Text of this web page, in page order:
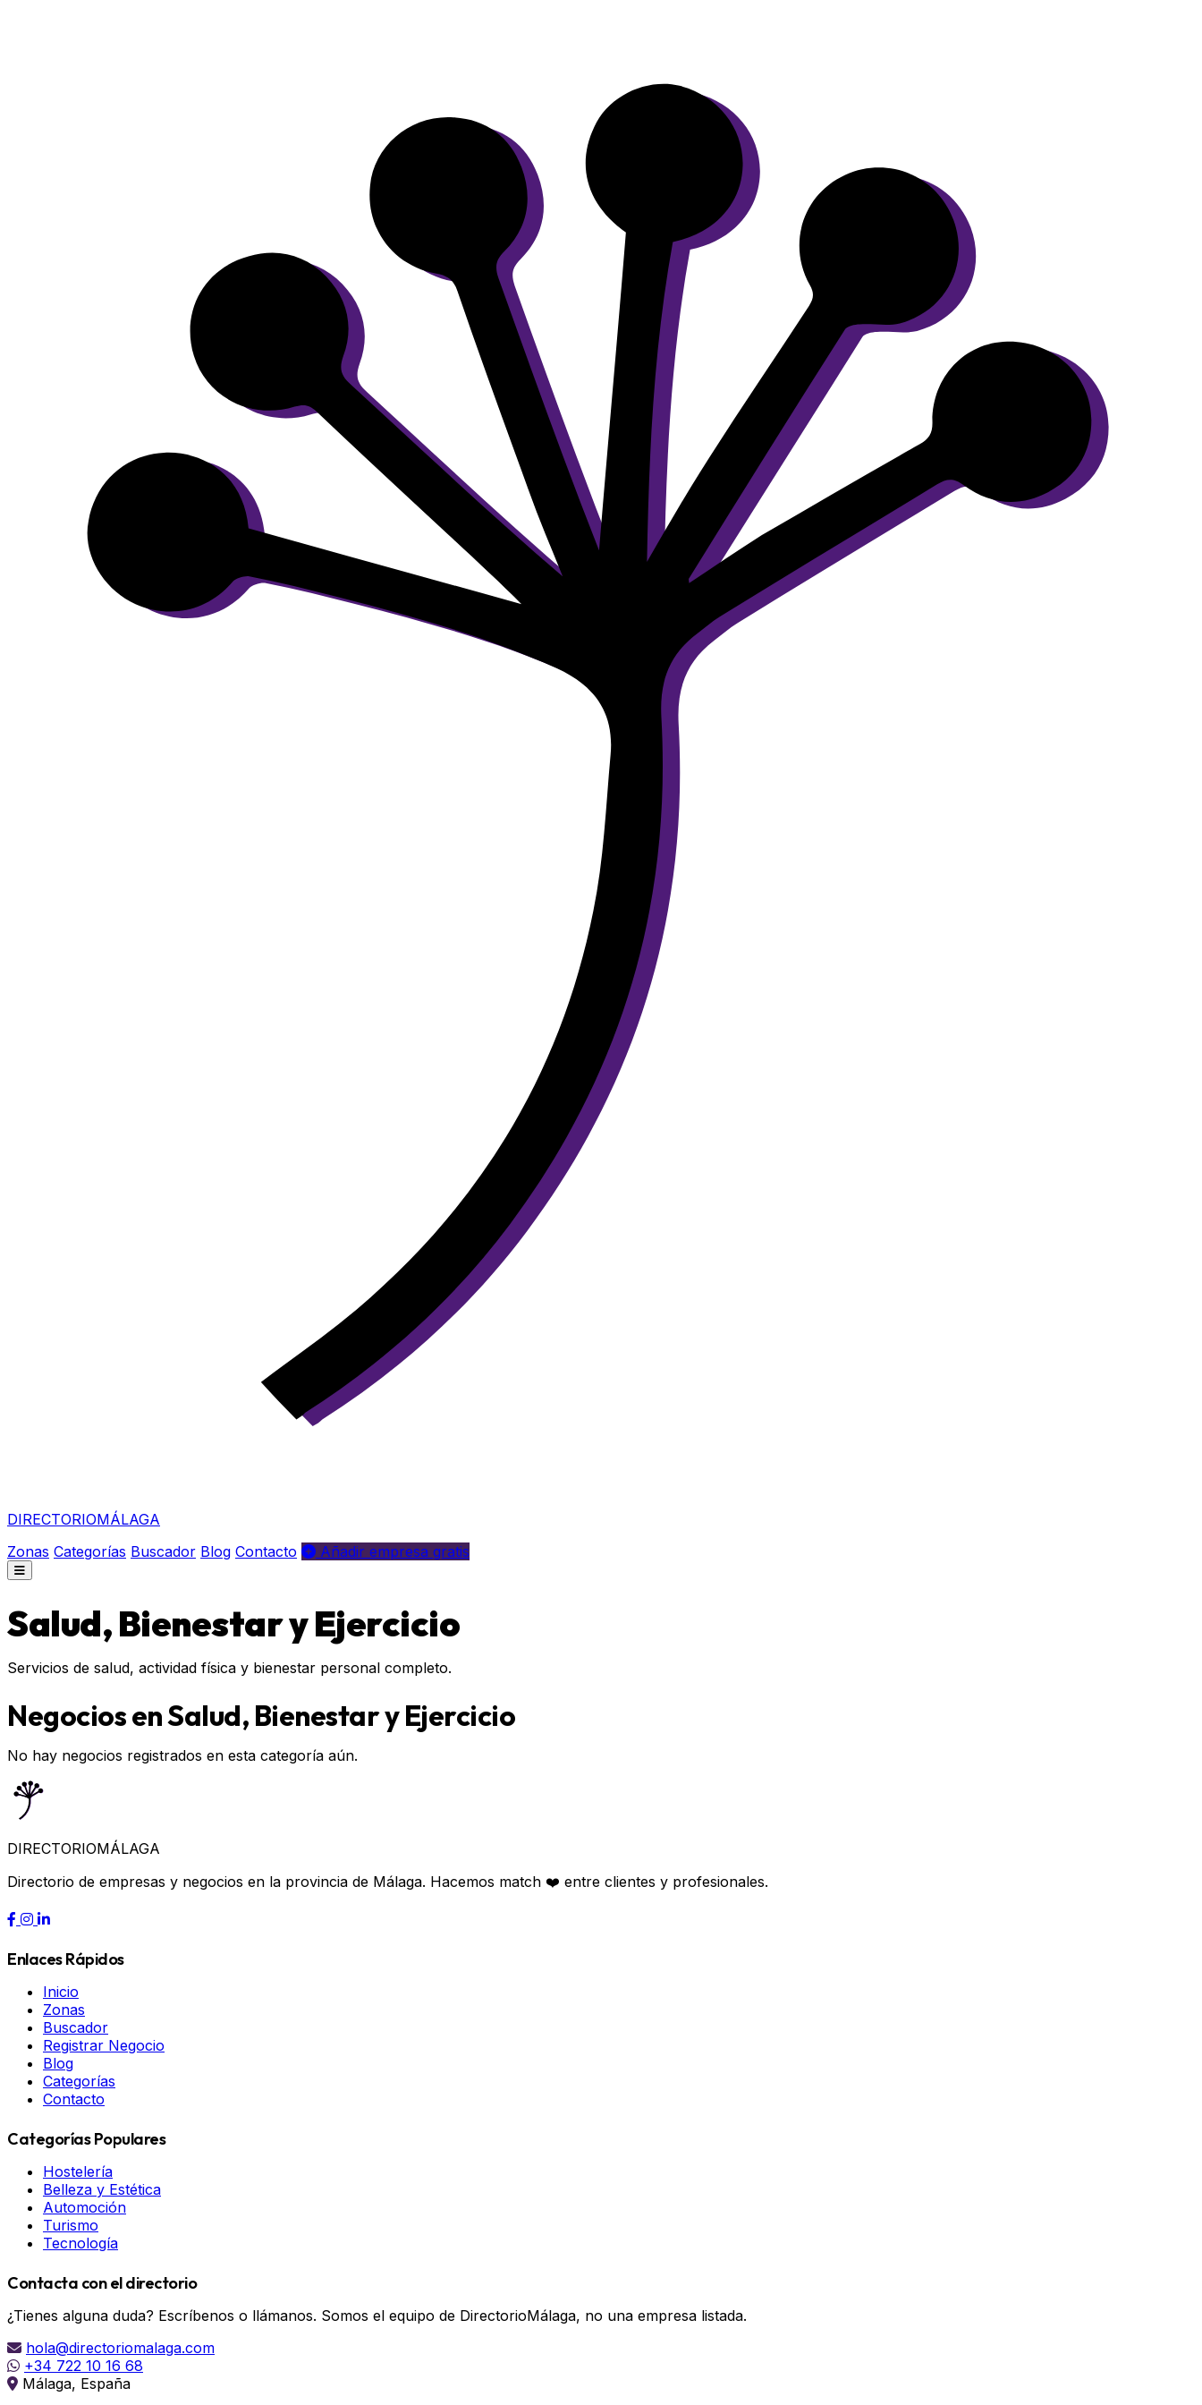
DIRECTORIOMÁLAGA
Zonas Categorías Buscador Blog Contacto Añadir empresa gratis
Salud, Bienestar y Ejercicio
Servicios de salud, actividad física y bienestar personal completo.
Negocios en Salud, Bienestar y Ejercicio
No hay negocios registrados en esta categoría aún.
DIRECTORIOMÁLAGA
Directorio de empresas y negocios en la provincia de Málaga. Hacemos match ❤️ entre clientes y profesionales.
Enlaces Rápidos
Inicio
Zonas
Buscador
Registrar Negocio
Blog
Categorías
Contacto
Categorías Populares
Hostelería
Belleza y Estética
Automoción
Turismo
Tecnología
Contacta con el directorio
¿Tienes alguna duda? Escríbenos o llámanos. Somos el equipo de DirectorioMálaga, no una empresa listada.
hola@directoriomalaga.com
+34 722 10 16 68
Málaga, España